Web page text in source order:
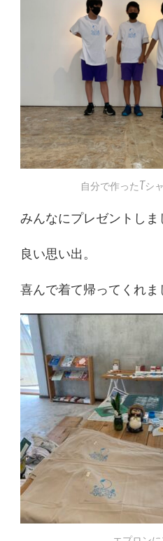
自分で作ったTシ
みんなにプレゼントしま
良い思い出。
喜んで着て帰ってくれま